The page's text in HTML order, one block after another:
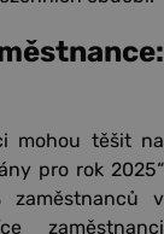
mohou těšit na
pro rok 2025“
zaměstnanců v
zaměstnanci